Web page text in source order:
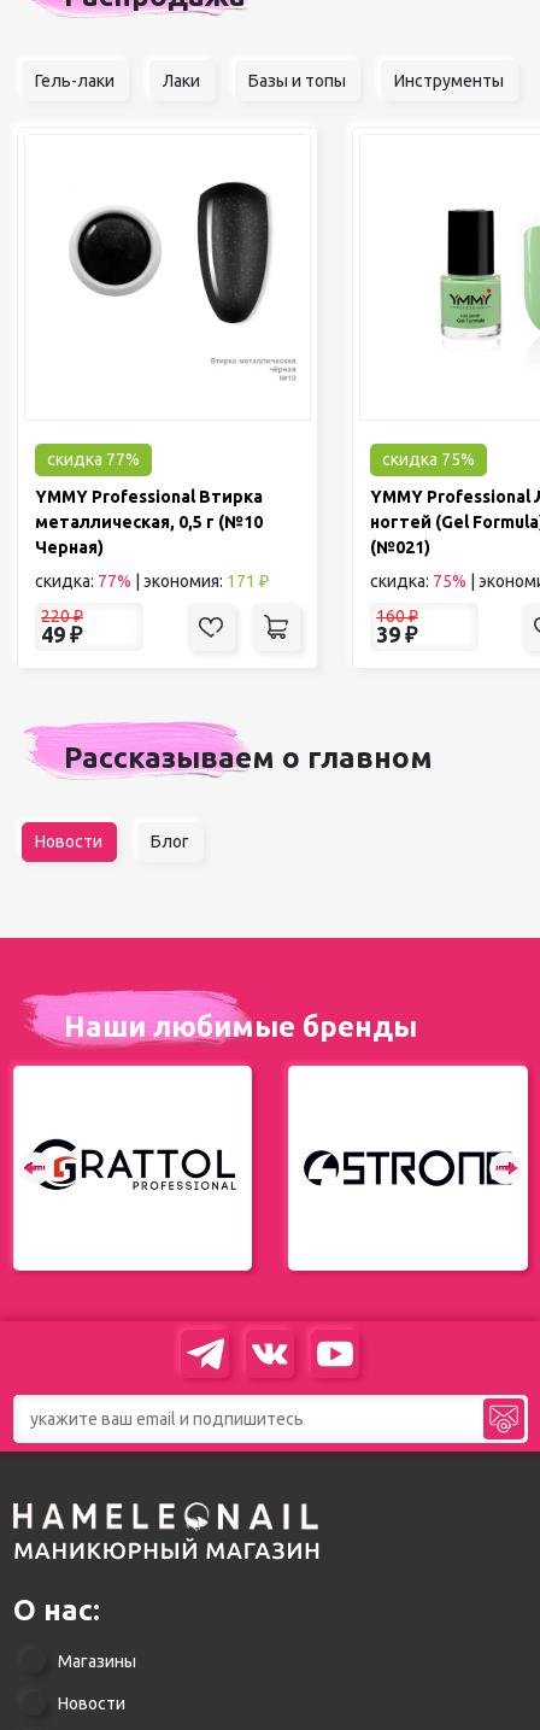
Гель-лаки Лаки Базы и топы Инструменты
скидка 77%
YMMY Professional Втирка
металлическая, 0,5 г (№10
Черная)
скидка: 77% экономия: 171 ₽
220₽
49 ₽
скидка 75%
YMMY Professional
ногтей (Gel
(№021)
скидка: 75%
160₽
39 ₽
Рассказываем о главном
Новости Блог
Наши любимые бренды
О нас:
Магазины
Новости